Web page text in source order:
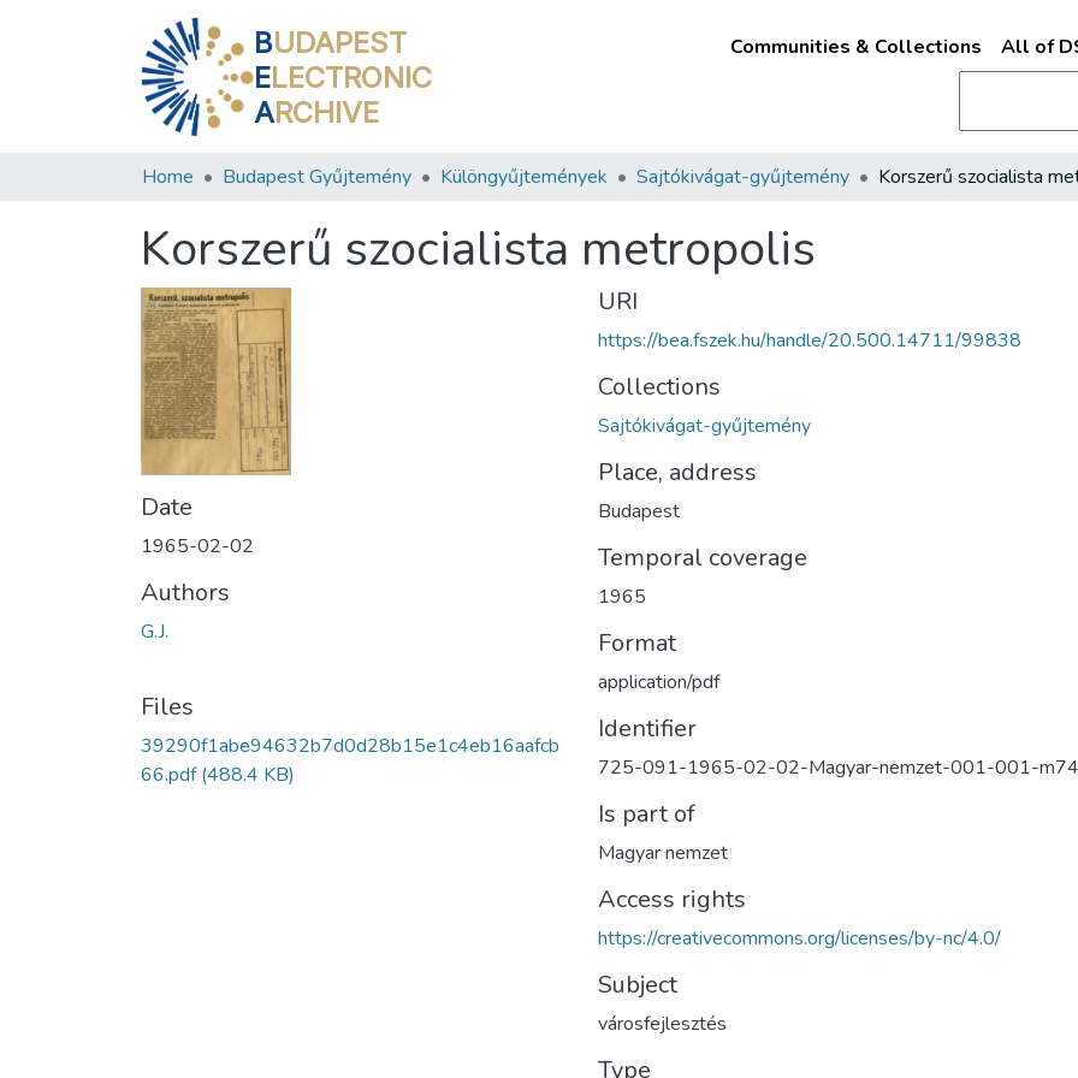
BUDAPEST
ELECTRONIC
ARCHIVE
Communities & Collections All of
Home Budapest Gyűjtemény Különgyűjtemények Sajtókivágat-gyűjtemény
Korszerű szocialista metropolis
Date
1965-02-02
Authors
G.J.
Files
39290f1abe94632b7d0d28b15e1c4eb16aafcb
66.pdf(488.4 KB)
URI
https://bea.fszek.hu/handle/20.500.14711/99838
Collections
Sajtókivágat-gyűjtemény
Place, address
Budapest
Temporal coverage
1965
Format
application/pdf
Identifier
725-091-1965-02-02-Magyar-nemzet-001-001-
Is part of
Magyar nemzet
Access rights
https://creativecommons.org/licenses/by-nc/4.0/
Subject
városfejlesztés
Type